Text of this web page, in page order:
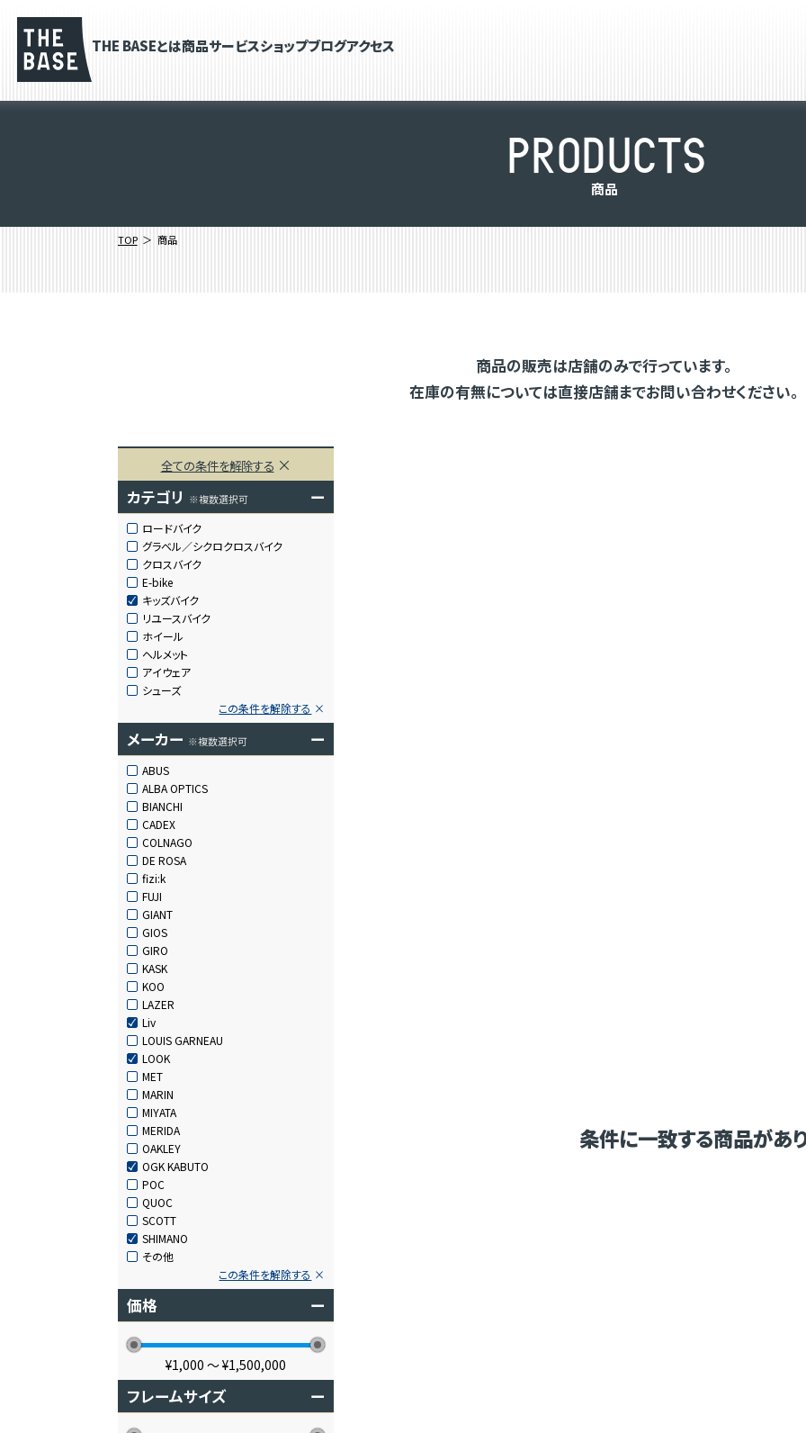
THE BASEとは商品サービスショップブログアクセス
PRODUCTS
商品
TOP 商品
商品の販売は店舗のみで行っています。
在庫の有無については直接店舗までお問い合わせください。
全ての条件を解除する
カテゴリ ※複数選択可 ー
ロードバイク
グラベル／シクロクロスバイク
クロスバイク
E-bike
キッズバイク
リユースバイク
ホイール
ヘルメット
アイウェア
シューズ
この条件を解除する
メーカー ※複数選択可 ー
ABUS
ALBA OPTICS
BIANCHI
CADEX
COLNAGO
DE ROSA
fizi:k
FUJI
GIANT
GIOS
GIRO
KASK
KOO
LAZER
Liv
LOUIS GARNEAU
LOOK
MET
MARIN
MIYATA
MERIDA
OAKLEY
OGK KABUTO
POC
QUOC
SCOTT
SHIMANO
その他
この条件を解除する
価格 ー
¥1,000 〜¥1,500,000
フレームサイズ ー
条件に一致する商品があ